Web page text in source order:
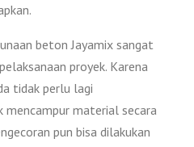
beton Jayamix sangat
proyek. Karena
tidak perlu lagi
material secara
pun bisa dilakukan